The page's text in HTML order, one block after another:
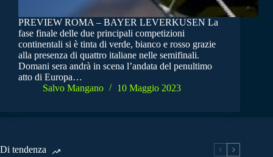
PREVIEW ROMA – BAYER LEVERKUSEN La
fase finale delle due principali competizioni
continentali si è tinta di verde, bianco e rosso grazie
alla presenza di quattro italiane nelle semifinali.
Domani sera andrà in scena l’andata del penultimo
atto di Europa…
Salvo Mangano
10 Maggio 2023
Di tendenza